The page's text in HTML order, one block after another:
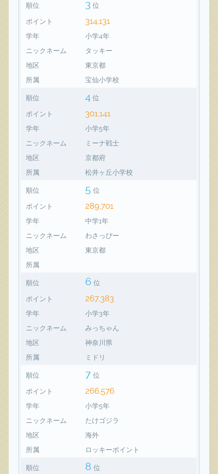
順位 3 位
ポイント 314,131
学年
小学4年
ニックネーム
タッキー
地区
東京都
所属
宝仙小学校
順位 4 位
ポイント 301,141
学年
小学5年
ニックネーム
ミーナ戦士
地区
京都府
所属
松井ヶ丘小学校
順位 5 位
ポイント 289,701
学年
中学1年
ニックネーム
わさっぴー
地区
東京都
所属
順位 6 位
ポイント 267,383
学年
小学3年
ニックネーム
みっちゃん
地区
神奈川県
所属
ミドリ
順位 7 位
ポイント 266,576
学年
小学5年
ニックネーム
たけゴジラ
地区
海外
所属
ロッキーポイント
順位 8 位